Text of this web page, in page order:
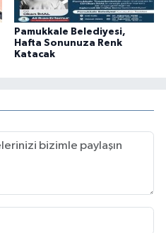
Pamukkale Belediyesi,
Hafta Sonunuza Renk
Katacak